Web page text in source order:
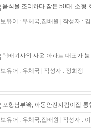
음식물 조리하다 잠든 50대, 소형
보유어 : 우체국,집배원 | 작성자 :
택배기사와 싸운 아파트 대표가
보유어 : 우체국 | 작성자 : 정희정
포항남부署, 아동안전지킴이집 통
보유어 : 우체국,집배원 | 작성자 :